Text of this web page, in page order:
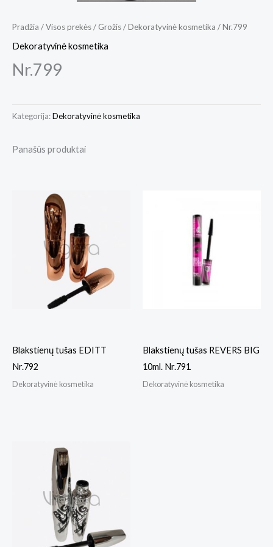
Pradžia /Visos prekės/ Grožis/Dekoratyvinė kosmetika / Nr.799
Dekoratyvinė kosmetika
Nr.799
Kategorija:Dekoratyvinė kosmetika
Panašūs produktai
Blakstienų tušas EDITT
Nr.792
Dekoratyvinė kosmetika
Blakstienų tušas REVERS BIG
10ml. Nr.791
Dekoratyvinė kosmetika